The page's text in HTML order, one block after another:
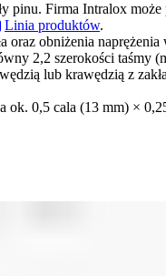
pinu. Firma Intralox
Linia produktów.
oraz obniżenia naprężenia
2,2 szerokości taśmy
lub krawędzią z
0,5 cala (13 mm) ×